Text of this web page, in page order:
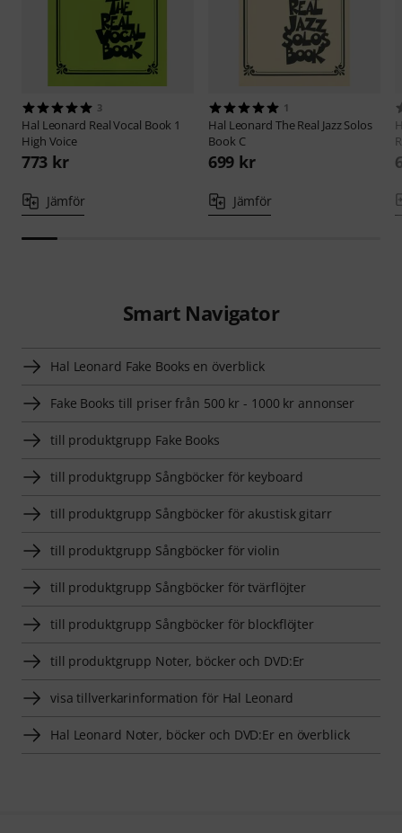
3
Hal Leonard Real Vocal Book 1
High Voice
773 kr
Jämför
1
Hal Leonard The Real Jazz Solos
Book C
699 kr
Jämför
Smart Navigator
Hal Leonard Fake Books en överblick
Fake Books till priser från 500 kr - 1000 kr annonser
till produktgrupp Fake Books
till produktgrupp Sångböcker för keyboard
till produktgrupp Sångböcker för akustisk gitarr
till produktgrupp Sångböcker för violin
till produktgrupp Sångböcker för tvärflöjter
till produktgrupp Sångböcker för blockflöjter
till produktgrupp Noter, böcker och DVD:Er
visa tillverkarinformation för Hal Leonard
Hal Leonard Noter, böcker och DVD:Er en överblick